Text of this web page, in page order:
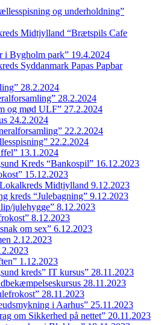
og underholdning”
Midtjylland “Brætspils Cafe
i Bygholm park” 19.4.2024
Syddanmark Papas Papbar
28.2.2024
28.2.2024
og mød ULF” 27.2.2024
24.2.2024
22.2.2024
22.2.2024
13.1.2024
Kreds “Bankospil” 16.12.2023
15.12.2023
Midtjylland 9.12.2023
kreds “Julebagning” 9.12.2023
julehygge” 8.12.2023
8.12.2023
om sex” 6.12.2023
2.12.2023
1.12.2023
kreds” IT kursus” 28.11.2023
28.11.2023
28.11.2023
i Aarhus” 25.11.2023
om Sikkerhed på nettet” 20.11.2023